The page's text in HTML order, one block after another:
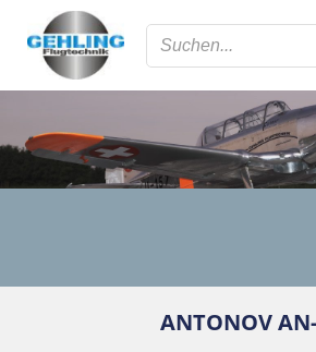
springen
ANTONOV